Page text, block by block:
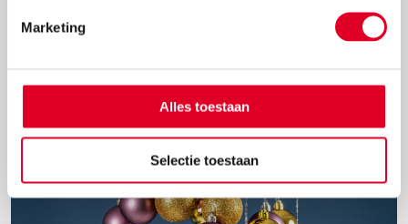
Marketing
Alles toestaan
Selectie toestaan
kerstballenboom ontstaat!